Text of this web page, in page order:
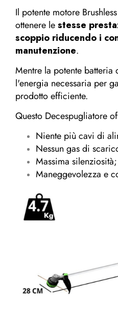
Il potente motore
ottenere lestesse
scoppio riducendo i
manutenzione.
Mentre la potente batteria
l'energia necessaria per
prodotto efficiente.
Questo Decespugliatore
Niente più cavi di
Nessun gas di
Massima silenziosità;
Maneggevolezza e